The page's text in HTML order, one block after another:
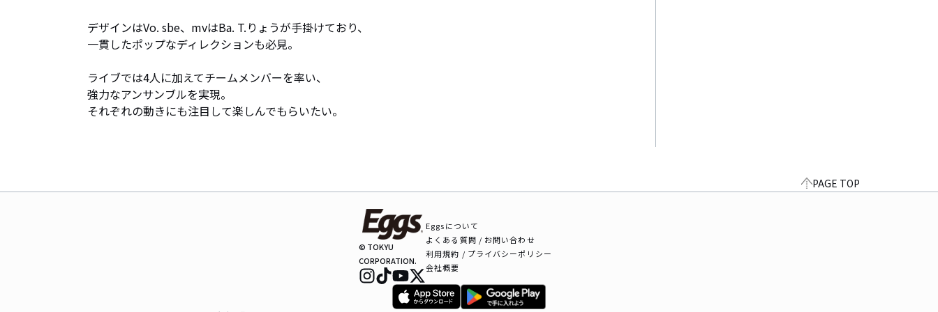
デザインはVo. sbe、mvはBa. T.りょうが手掛けており、
一貫したポップなディレクションも必見。
ライブでは4人に加えてチームメンバーを率い、
強力なアンサンブルを実現。
それぞれの動きにも注目して楽しんでもらいたい。
PAGE TOP
© TOKYU
CORPORATION.
Eggsについて
よくある質問 / お問い合わせ
利用規約 / プライバシーポリシー
会社概要